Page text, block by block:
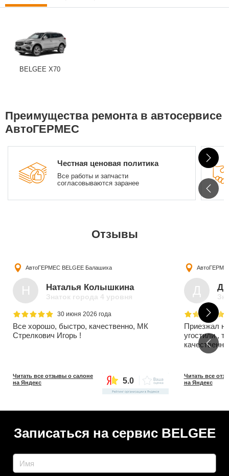
Личный кабинет
BELGEE X70
Преимущества ремонта в автосервисе
АвтоГЕРМЕС
Честная ценовая политика
Все работы и запчасти
согласовываются заранее
Отзывы
АвтоГЕРМЕС BELGEE Балашиха
Н Наталья Колышкина
Знаток города 4 уровня
30 июня 2026 года
Все хорошо, быстро, качественно, МК
Стрелкович Игорь !
Читать все отзывы о салоне
на Яндекс
5.0
Д
Приезжал
угостили ,
Читать все
на Яндекс
Записаться на сервис BELGEE